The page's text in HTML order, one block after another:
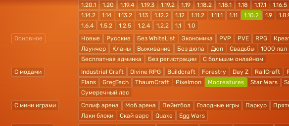
1.20.1
1.20 1.19.4 1.19.3 1.19.2 1.19 1.18.2 1.18.1 1.18 1.17.1 1.16.5
1.14.2
1.14 1.13.2 1.13 1.12.2 1.12 1.11.2 1.11.1 1.11 1.10.2 1.9
1.6.4
1.5.2 1.2.5 1.2.4 1.2.2 1.1
1.0
Основное
Новые Русские Без WhiteList Экономика PVP PVE RPG
Лаунчер
Кланы Выживание Без дюпа Дюп Свадьбы 1000 лвл
Бесплатная админка
Без регистрации
С большим онлайном
С модами
Industrial Craft Divine RPG Buildcraft Forestry Day Z RailCraft
Flans
GregTech ThaumCraft Pixelmon Mocreatures Star Wars
Сумеречный лес
С мини играми
Сплиф арена Моб арена Пейнтбол Голодные игры Паркур
Лаки блоки
Скай варс Quake
Egg Wars